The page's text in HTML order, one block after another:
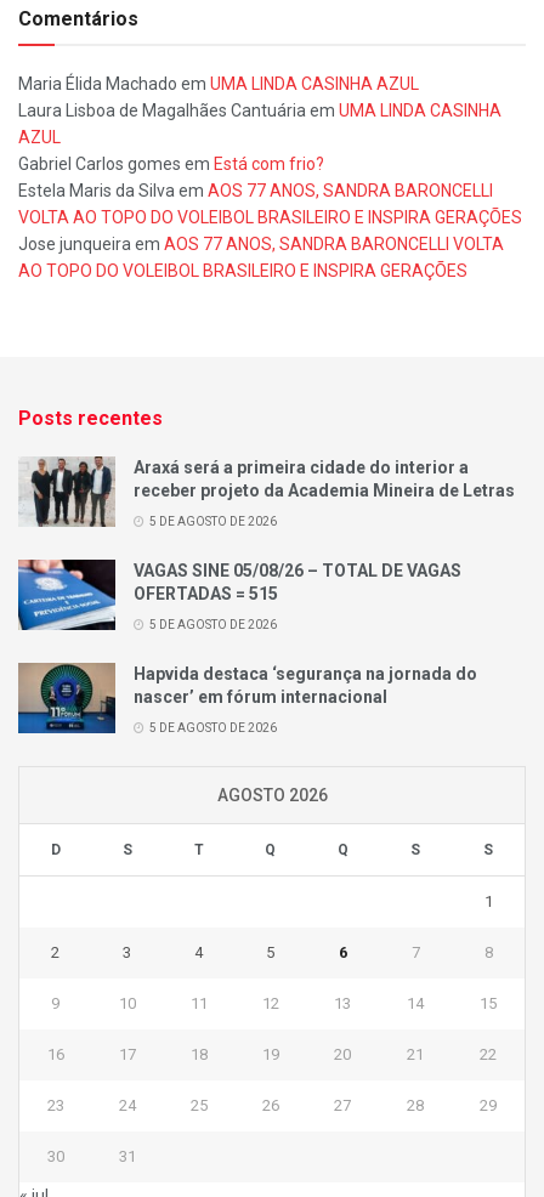
Comentários
Maria Élida Machado em UMA LINDA CASINHA AZUL
Laura Lisboa de Magalhães Cantuáriaem UMA LINDA CASINHA
AZUL
Gabriel Carlos gomes em Está com frio?
Estela Maris da Silvaem AOS 77 ANOS, SANDRA BARONCELLI
VOLTA AO TOPO DO VOLEIBOL BRASILEIRO E INSPIRA GERAÇÕES
Jose junqueiraem AOS 77 ANOS, SANDRA BARONCELLI VOLTA
AO TOPO DO VOLEIBOL BRASILEIRO E INSPIRA GERAÇÕES
Posts recentes
Araxá será a primeira cidade do interior a
receber projeto da Academia Mineira de Letras
5 DE AGOSTO DE 2026
VAGAS SINE 05/08/26 – TOTAL DE VAGAS
OFERTADAS = 515
5 DE AGOSTO DE 2026
Hapvida destaca ‘segurança na jornada do
nascer’ em fórum internacional
5 DE AGOSTO DE 2026
AGOSTO 2026
D S T Q Q S S
1
2 3 4 5 6 7 8
9 10 11 12 13 14 15
16 17 18 19 20 21 22
23 24 25 26 27 28 29
30 31